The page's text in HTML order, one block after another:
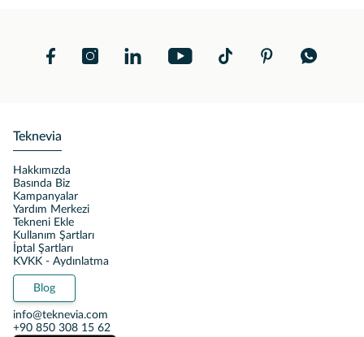
Teknevia
Hakkımızda
Basında Biz
Kampanyalar
Yardım Merkezi
Tekneni Ekle
Kullanım Şartları
İptal Şartları
KVKK - Aydınlatma
Blog
info@teknevia.com
+90 850 308 15 62